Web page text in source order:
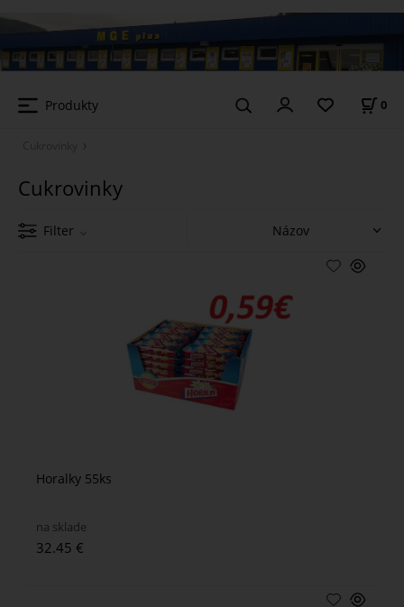
Produkty 0
Cukrovinky
Filter
Horalky 55ks
na sklade
32.45 €